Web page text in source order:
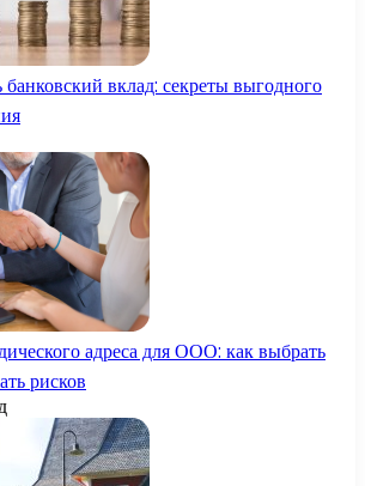
вклад: секреты выгодного
адреса для ООО: как выбрать
рисков